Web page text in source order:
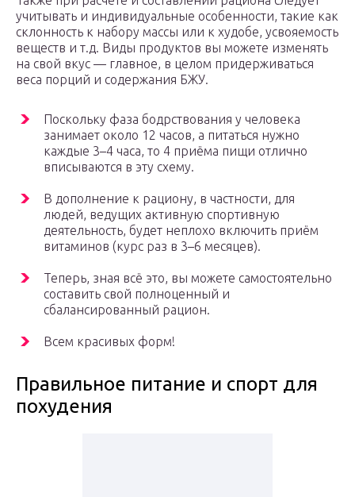
учитывать и индивидуальные особенности, такие как
склонность к набору массы или к худобе, усвояемость
веществ и т.д. Виды продуктов вы можете изменять
на свой вкус — главное, в целом придерживаться
веса порций и содержания БЖУ.
Поскольку фаза бодрствования у человека
занимает около 12 часов, а питаться нужно
каждые 3–4 часа, то 4 приёма пищи отлично
вписываются в эту схему.
В дополнение к рациону, в частности, для
людей, ведущих активную спортивную
деятельность, будет неплохо включить приём
витаминов (курс раз в 3–6 месяцев).
Теперь, зная всё это, вы можете самостоятельно
составить свой полноценный и
сбалансированный рацион.
Всем красивых форм!
Правильное питание и спорт для
похудения